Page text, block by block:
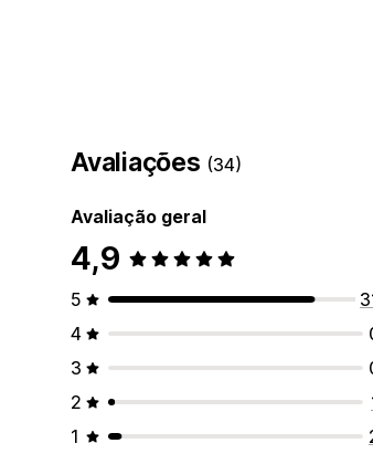
Avaliações (34)
Avaliação geral
4,9
5
4
3
2
1